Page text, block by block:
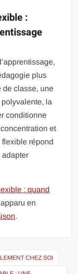
:
plus
de classe, une
la
conditionne
et
flexible répond
adapter
: quand
en
.
CHEZ SOI